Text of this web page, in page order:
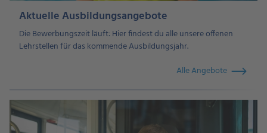
Aktuelle Ausbildungsangebote
Die Bewerbungszeit läuft: Hier findest du alle unsere offenen
Lehrstellen für das kommende Ausbildungsjahr.
Alle Angebote